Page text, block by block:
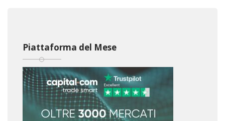
Piattaforma del Mese